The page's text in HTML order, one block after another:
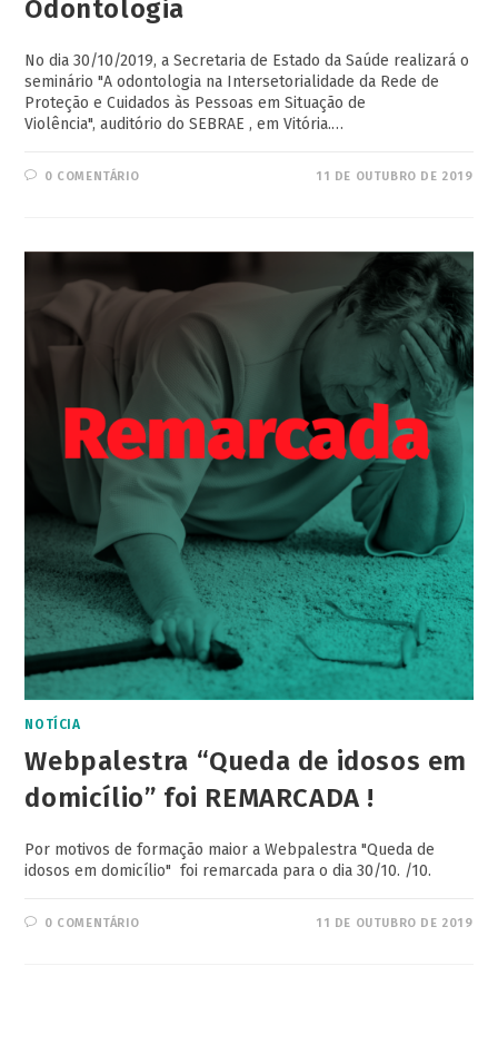
Odontologia
No dia 30/10/2019, a Secretaria de Estado da Saúde realizará o
seminário "A odontologia na Intersetorialidade da Rede de
Proteção e Cuidados às Pessoas em Situação de
Violência", auditório do SEBRAE , em Vitória.…
0 COMENTÁRIO 11 DE OUTUBRO DE 2019
NOTÍCIA
Webpalestra “Queda de idosos em
domicílio” foi REMARCADA !
Por motivos de formação maior a Webpalestra "Queda de
idosos em domicílio" foi remarcada para o dia 30/10. /10.
0 COMENTÁRIO 11 DE OUTUBRO DE 2019